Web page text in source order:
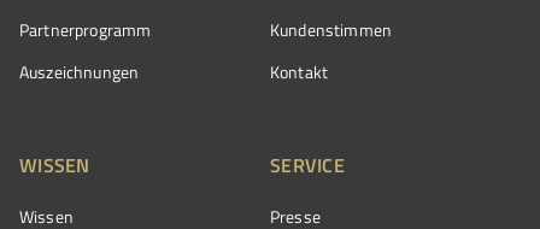
Partnerprogramm
Auszeichnungen
Kundenstimmen
Kontakt
WISSEN
Wissen
SERVICE
Presse